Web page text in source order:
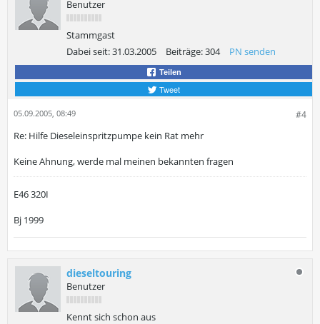
Benutzer
Stammgast
Dabei seit:31.03.2005 Beiträge:304 PN senden
Teilen
Tweet
#4
05.09.2005, 08:49
Re: Hilfe Dieseleinspritzpumpe kein Rat mehr
Keine Ahnung, werde mal meinen bekannten fragen
E46 320I
Bj 1999
dieseltouring
Benutzer
Kennt sich schon aus